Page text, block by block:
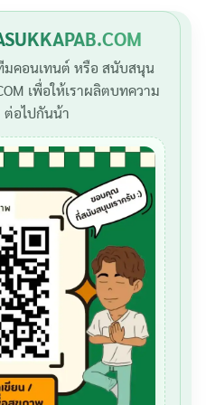
มคอนเทนต์ หรือ สนับสนุน
เพื่อให้เราผลิตบทความ
อไปกันน้า